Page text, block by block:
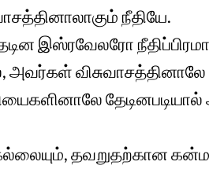
நீதியே.
இஸ்ரவேலரோ
தவறுதற்கான